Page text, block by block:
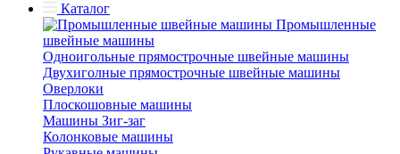
Каталог
Промышленные
швейные машины
Одноигольные прямострочные швейные машины
Двухиголные прямострочные швейные машины
Оверлоки
Плоскошовные машины
Машины Зиг-заг
Колонковые машины